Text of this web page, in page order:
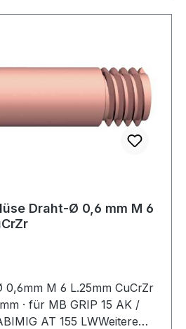
M 6 L.25mm CuCrZr
· für MB GRIP 15 AK /
AT 155 LWWeitere